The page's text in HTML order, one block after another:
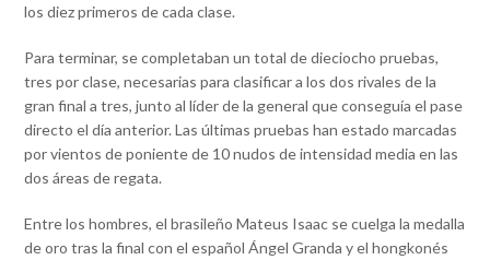
los diez primeros de cada clase.
Para terminar, se completaban un total de dieciocho pruebas,
tres por clase, necesarias para clasificar a los dos rivales de la
gran final a tres, junto al líder de la general que conseguía el pase
directo el día anterior. Las últimas pruebas han estado marcadas
por vientos de poniente de 10 nudos de intensidad media en las
dos áreas de regata.
Entre los hombres, el brasileño Mateus Isaac se cuelga la medalla
de oro tras la final con el español Ángel Granda y el hongkonés